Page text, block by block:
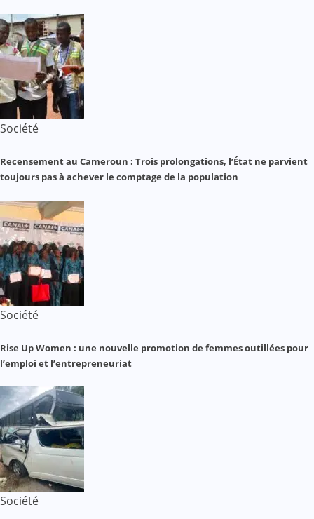
Société
Recensement au Cameroun : Trois prolongations, l’État ne parvient
toujours pas à achever le comptage de la population
Société
Rise Up Women : une nouvelle promotion de femmes outillées pour
l’emploi et l’entrepreneuriat
Société